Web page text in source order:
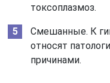
токсоплазмоз.
Смешанные. К
относят
причинами.